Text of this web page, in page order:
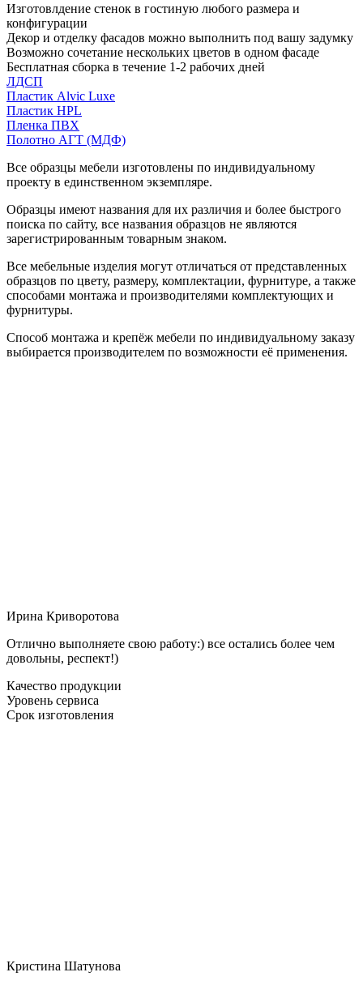
Изготовлдение стенок в гостиную любого размера и
конфигурации
Декор и отделку фасадов можно выполнить под вашу задумку
Возможно сочетание нескольких цветов в одном фасаде
Бесплатная сборка в течение 1-2 рабочих дней
ЛДСП
Пластик Alvic Luxe
Пластик HPL
Пленка ПВХ
Полотно АГТ (МДФ)
Все образцы мебели изготовлены по индивидуальному
проекту в единственном экземпляре.
Образцы имеют названия для их различия и более быстрого
поиска по сайту, все названия образцов не являются
зарегистрированным товарным знаком.
Все мебельные изделия могут отличаться от представленных
образцов по цвету, размеру, комплектации, фурнитуре, а также
способами монтажа и производителями комплектующих и
фурнитуры.
Способ монтажа и крепёж мебели по индивидуальному заказу
выбирается производителем по возможности её применения.
Ирина Криворотова
Отлично выполняете свою работу:) все остались более чем
довольны, респект!)
Качество продукции
Уровень сервиса
Срок изготовления
Кристина Шатунова